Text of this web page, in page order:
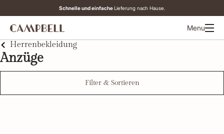
Schnelle und einfacheLieferung nach Hause.
An Werktagen vor 12:00 Uhr bestellt,
Menu
Herrenbekleidung
Anzüge
Filter & Sortieren